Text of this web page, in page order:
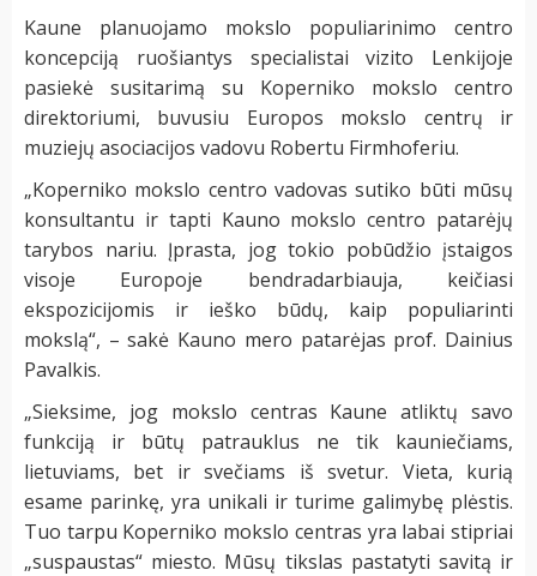
Kaune planuojamo mokslo populiarinimo centro
koncepciją ruošiantys specialistai vizito Lenkijoje
pasiekė susitarimą su Koperniko mokslo centro
direktoriumi, buvusiu Europos mokslo centrų ir
muziejų asociacijos vadovu Robertu Firmhoferiu.
„Koperniko mokslo centro vadovas sutiko būti mūsų
konsultantu ir tapti Kauno mokslo centro patarėjų
tarybos nariu. Įprasta, jog tokio pobūdžio įstaigos
visoje Europoje bendradarbiauja, keičiasi
ekspozicijomis ir ieško būdų, kaip populiarinti
mokslą“, – sakė Kauno mero patarėjas prof. Dainius
Pavalkis.
„Sieksime, jog mokslo centras Kaune atliktų savo
funkciją ir būtų patrauklus ne tik kauniečiams,
lietuviams, bet ir svečiams iš svetur. Vieta, kurią
esame parinkę, yra unikali ir turime galimybę plėstis.
Tuo tarpu Koperniko mokslo centras yra labai stipriai
„suspaustas“ miesto. Mūsų tikslas pastatyti savitą ir